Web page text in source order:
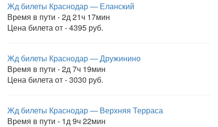
Жд билеты Краснодар — Еланский
Время в пути - 2д 21ч 17мин
Цена билета от - 4395 руб.
Жд билеты Краснодар — Дружинино
Время в пути - 2д 7ч 19мин
Цена билета от - 3030 руб.
Жд билеты Краснодар — Верхняя Терраса
Время в пути - 1д 9ч 22мин